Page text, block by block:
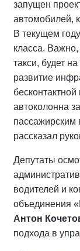
запущен
автомобилей,
В текущем
класса.
такси, будет
развитие
автоколонна
рассказал
Депутаты
водителей и
объединения
Антон
подхода в